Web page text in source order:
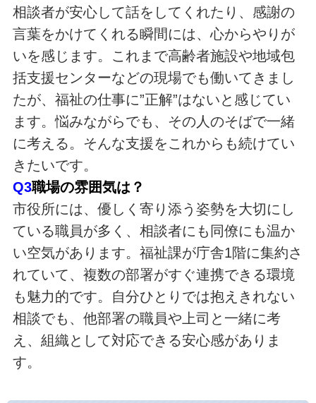
相談者が安心して話をしてくれたり、感謝の
言葉をかけてくれる瞬間には、心からやりが
いを感じます。これまで高齢者施設や地域包
括支援センターなどの現場でも働いてきまし
たが、福祉の仕事に”正解”はないと感じてい
ます。悩みながらでも、その人のそばで一緒
に考える。そんな支援をこれからも続けてい
きたいです。
Q3職場の雰囲気は？
市役所には、優しく寄り添う姿勢を大切にし
ている職員が多く、相談者にも同僚にも温か
い空気があります。福祉課が庁舎1階に集約さ
れていて、複数の部署がすぐ連携できる環境
も魅力的です。自分ひとりでは抱えきれない
相談でも、他部署の職員や上司と一緒に考
え、組織として対応できる安心感がありま
す。